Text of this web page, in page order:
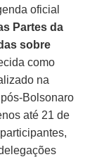
oficial
Partes da
sobre
como
na
Bolsonaro
até 21 de